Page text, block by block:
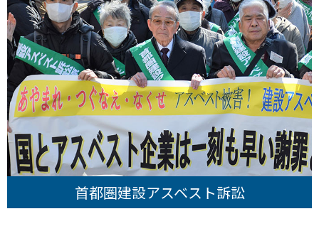
首都圏建設アスベスト訴訟